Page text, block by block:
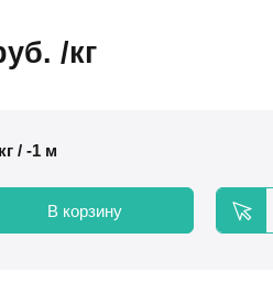
/кг
/ -1 м
В корзину